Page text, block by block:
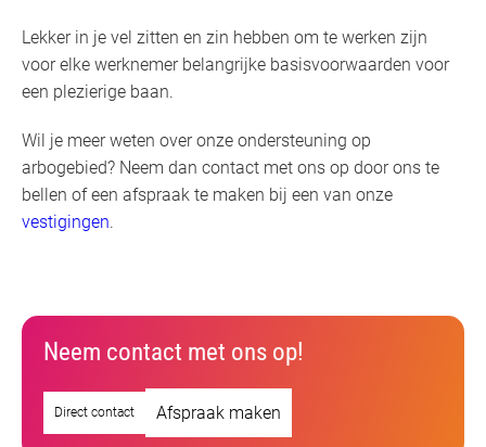
Lekker in je vel zitten en zin hebben om te werken zijn
voor elke werknemer belangrijke basisvoorwaarden voor
een plezierige baan.
Wil je meer weten over onze ondersteuning op
arbogebied? Neem dan contact met ons op door ons te
bellen of een afspraak te maken bij een van onze
vestigingen.
Neem contact met ons op!
Direct contact Afspraak maken